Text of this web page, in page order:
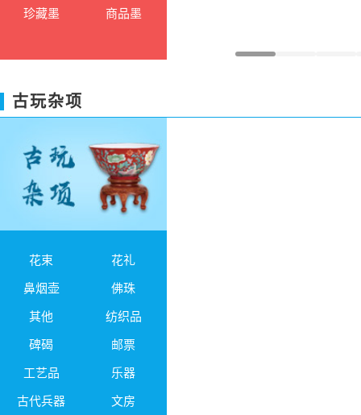
珍藏墨 商品墨
古玩杂项
花束 花礼
鼻烟壶 佛珠
其他 纺织品
碑碣 邮票
工艺品 乐器
古代兵器 文房